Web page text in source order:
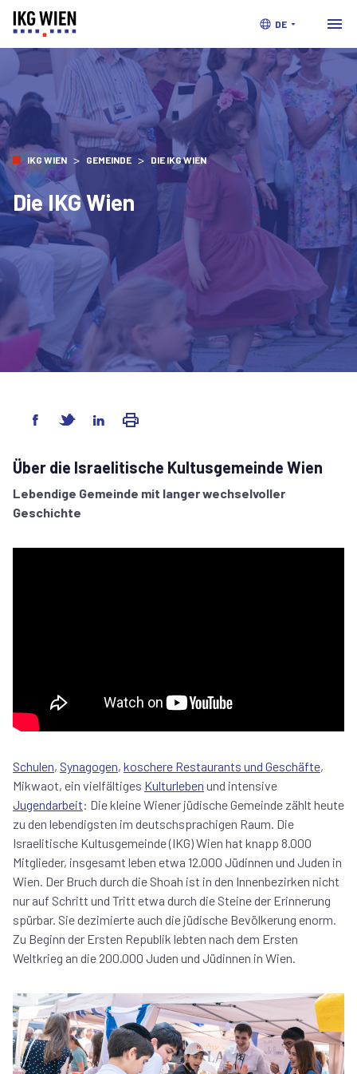
DE
IKG WIEN > GEMEINDE > DIE IKG WIEN
Die IKG Wien
Über die Israelitische Kultusgemeinde Wien
Lebendige Gemeinde mit langer wechselvoller
Geschichte
Schulen, Synagogen, koschere Restaurants und Geschäfte,
Mikwaot, ein vielfältiges Kulturleben und intensive
Jugendarbeit: Die kleine Wiener jüdische Gemeinde zählt heute
zu den lebendigsten im deutschsprachigen Raum. Die
Israelitische Kultusgemeinde (IKG) Wien hat knapp 8.000
Mitglieder, insgesamt leben etwa 12.000 Jüdinnen und Juden in
Wien. Der Bruch durch die Shoah ist in den Innenbezirken nicht
nur auf Schritt und Tritt etwa durch die Steine der Erinnerung
spürbar. Sie dezimierte auch die jüdische Bevölkerung enorm.
Zu Beginn der Ersten Republik lebten nach dem Ersten
Weltkrieg an die 200.000 Juden und Jüdinnen in Wien.